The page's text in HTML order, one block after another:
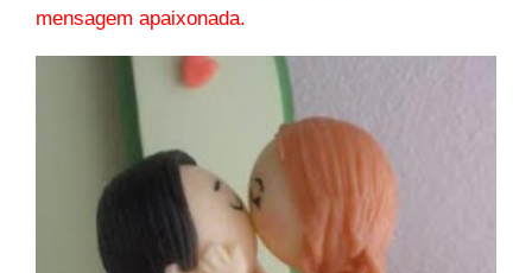
mensagem apaixonada.